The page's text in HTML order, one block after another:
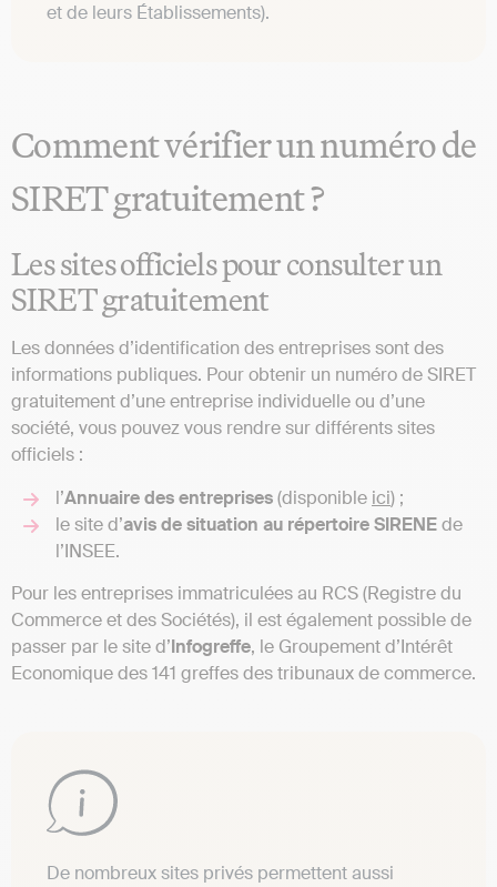
et de leurs Établissements).
Comment vérifier un numéro de
SIRET gratuitement ?
Les sites officiels pour consulter un
SIRET gratuitement
Les données d’identification des entreprises sont des
informations publiques. Pour obtenir un numéro de SIRET
gratuitement d’une entreprise individuelle ou d’une
société, vous pouvez vous rendre sur différents sites
officiels :
l’Annuaire des entreprises(disponible ici) ;
le site d’avis de situation au répertoire SIRENEde
l’INSEE.
Pour les entreprises immatriculées au RCS (Registre du
Commerce et des Sociétés), il est également possible de
passer par le site d’Infogreffe, le Groupement d’Intérêt
Economique des 141 greffes des tribunaux de commerce.
De nombreux sites privés permettent aussi